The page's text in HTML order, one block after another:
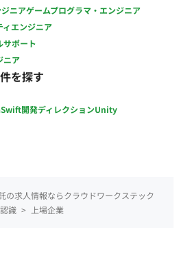
ニアゲームプログラマ・エンジニア
ィエンジニア
サポート
ニア
を探す
Swift開発ディレクションUnity
の求人情報ならクラウドワークステック
識 > 上場企業